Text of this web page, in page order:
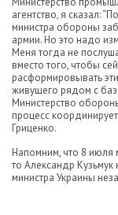
агентство, я сказал:
министра обороны
армии. Но это надо
Меня тогда не
вместо того, чтобы
расформировывать
живущего рядом с
Министерство
процесс
Гриценко.
Напомним, что 8 июля
то Александр
министра Украины